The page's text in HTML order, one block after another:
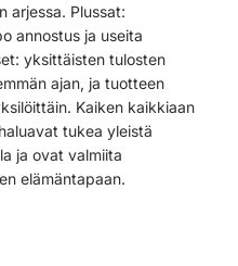
arjessa. Plussat:
annostus ja useita
yksittäisten tulosten
ajan, ja tuotteen
Kaiken kaikkiaan
tukea yleistä
ja ovat valmiita
elämäntapaan.